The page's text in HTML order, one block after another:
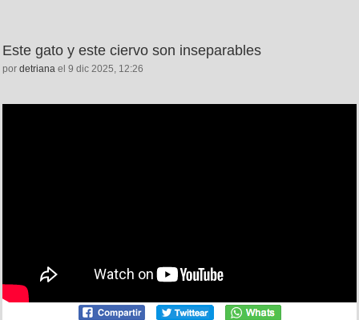
Este gato y este ciervo son inseparables
por detriana el 9 dic 2025, 12:26